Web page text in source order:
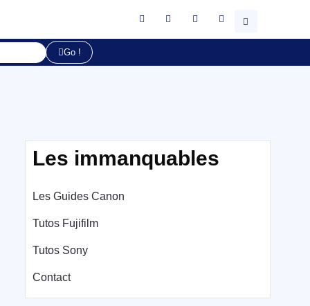
Go !
Les immanquables
Les Guides Canon
Tutos Fujifilm
Tutos Sony
Contact